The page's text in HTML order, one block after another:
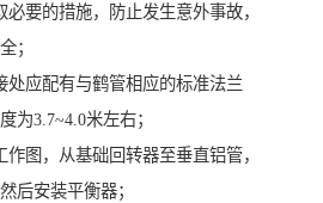
要的措施，防止发生意外事故，
；
处应配有与鹤管相应的标准法兰
为3.7~4.0米左右；
图，从基础回转器至垂直铝管，
后安装平衡器；